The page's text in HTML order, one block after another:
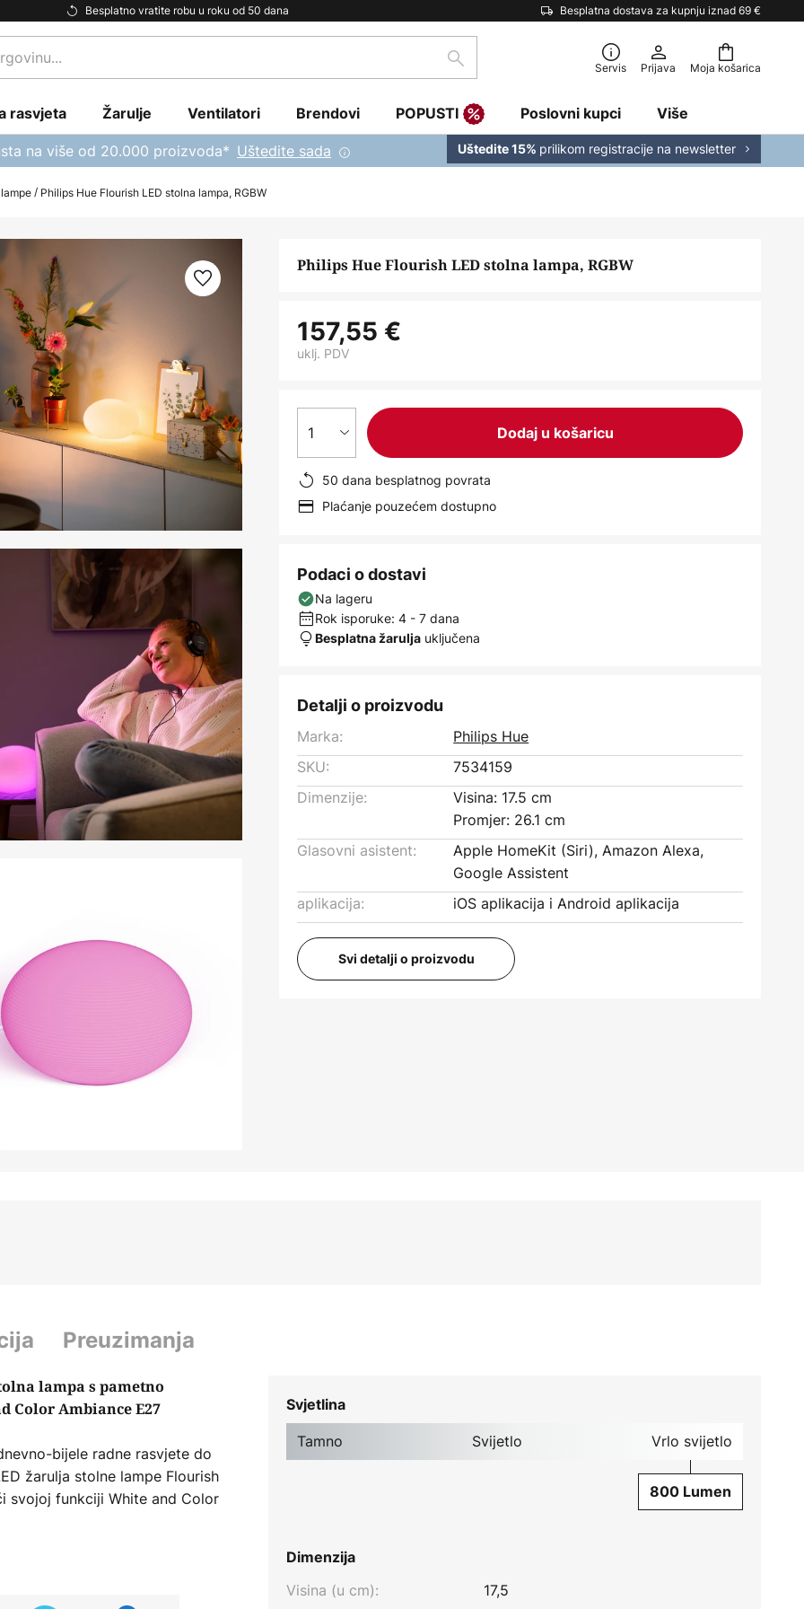
Besplatno vratite robu u roku od 50 dana Besplatna dostava za kupnju iznad 69 €
Moja košarica
traži Servis Prijava
rasvjeta Žarulje Ventilatori Brendovi POPUSTI Poslovni kupci Više
na više od 20.000 proizvoda* Uštedite sada Uštedite 15% prilikom registracije na newsletter
Philips Hue Flourish LED stolna lampa, RGBW
Philips Hue Flourish LED stolna lampa, RGBW
157,55 €
uklj. PDV
1 Dodaj u košaricu
50 dana besplatnog povrata
Plaćanje pouzećem dostupno
Podaci o dostavi
Na lageru
Rok isporuke: 4 - 7 dana
Besplatna žarulja uključena
Detalji o proizvodu
Marka:
Philips Hue
SKU:
7534159
Dimenzije:
Visina: 17.5 cm
Promjer: 26.1 cm
Glasovni asistent:
Apple HomeKit (Siri), Amazon Alexa,
Google Assistent
aplikacija:
iOS aplikacija i Android aplikacija
Svi detalji o proizvodu
Preuzimanja
lampa s pametno
Ambiance E27
bijele radne rasvjete do
žarulja stolne lampe Flourish
svojoj funkciji White and Color
se raspoređuje u svim
fleksibilnom upotrebljivošću.
Svjetlina
Tamno Svijetlo Vrlo svijetlo
800 Lumen
Dimenzija
Visina (u cm):
17,5